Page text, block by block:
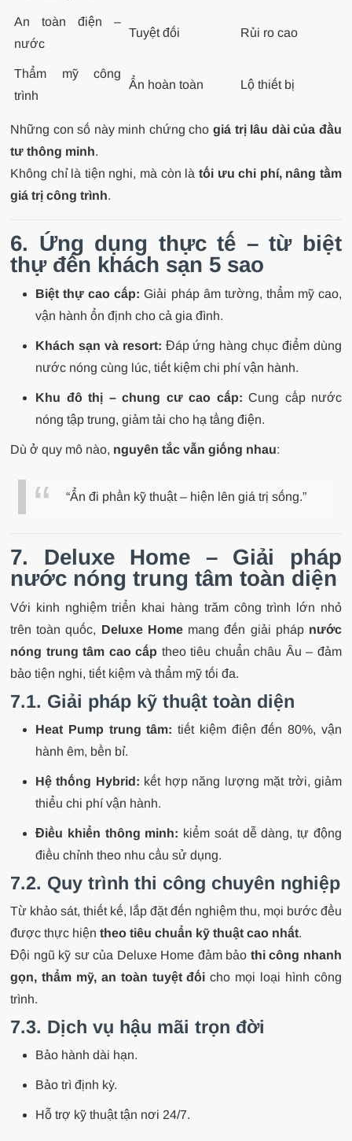
An toàn điện –
nước
Tuyệt đối Rủi ro cao
Thẩm mỹ công
trình
Ẩn hoàn toàn Lộ thiết bị
Những con số này minh chứng chogiá trị lâu dài của đầu
tư thông minh.
Không chỉ là tiện nghi, mà còn là tối ưu chi phí, nâng tầm
giá trị công trình.
6. Ứng dụng thực tế – từ biệt
thự đến khách sạn 5 sao
Biệt thự cao cấp: Giải pháp âm tường, thẩm mỹ cao,
vận hành ổn định cho cả gia đình.
Khách sạn và resort: Đáp ứng hàng chục điểm dùng
nước nóng cùng lúc, tiết kiệm chi phí vận hành.
Khu đô thị – chung cư cao cấp: Cung cấp nước
nóng tập trung, giảm tải cho hạ tầng điện.
Dù ở quy mô nào, nguyên tắc vẫn giống nhau:
“Ẩn đi phần kỹ thuật – hiện lên giá trị sống.”
7. Deluxe Home – Giải pháp
nước nóng trung tâm toàn diện
Với kinh nghiệm triển khai hàng trăm công trình lớn nhỏ
trên toàn quốc, Deluxe Homemang đến giải pháp nước
nóng trung tâm cao cấp theo tiêu chuẩn châu Âu – đảm
bảo tiện nghi, tiết kiệm và thẩm mỹ tối đa.
7.1. Giải pháp kỹ thuật toàn diện
Heat Pump trung tâm: tiết kiệm điện đến 80%, vận
hành êm, bền bỉ.
Hệ thống Hybrid: kết hợp năng lượng mặt trời, giảm
thiểu chi phí vận hành.
Điều khiển thông minh: kiểm soát dễ dàng, tự động
điều chỉnh theo nhu cầu sử dụng.
7.2. Quy trình thi công chuyên nghiệp
Từ khảo sát, thiết kế, lắp đặt đến nghiệm thu, mọi bước đều
được thực hiện theo tiêu chuẩn kỹ thuật cao nhất.
Đội ngũ kỹ sư của Deluxe Home đảm bảo thi công nhanh
gọn, thẩm mỹ, an toàn tuyệt đối cho mọi loại hình công
trình.
7.3. Dịch vụ hậu mãi trọn đời
Bảo hành dài hạn.
Bảo trì định kỳ.
Hỗ trợ kỹ thuật tận nơi 24/7.